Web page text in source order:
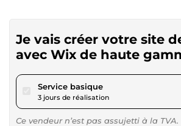
Je vais créer votre site
avec Wix de haute
Service basiquepour 17,29 $US
3 jours de réalisation
Ce vendeur n’est pas assujetti à la TVA.